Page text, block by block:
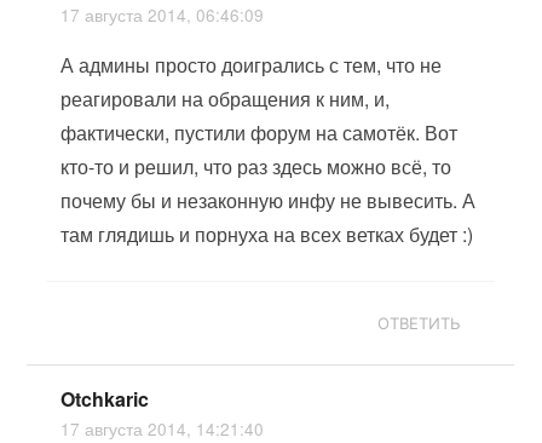
17 августа 2014, 06:46:09
А админы просто доигрались с тем, что не
реагировали на обращения к ним, и,
фактически, пустили форум на самотёк. Вот
кто-то и решил, что раз здесь можно всё, то
почему бы и незаконную инфу не вывесить. А
там глядишь и порнуха на всех ветках будет :)
ОТВЕТИТЬ
Otchkaric
17 августа 2014, 14:21:40